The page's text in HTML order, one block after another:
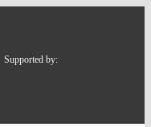
Supported by: